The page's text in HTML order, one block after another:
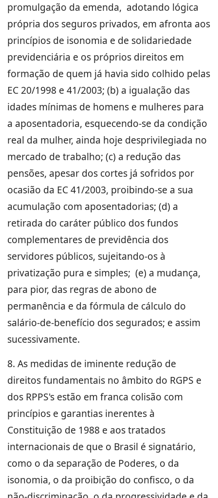
promulgação da emenda, adotando lógica
própria dos seguros privados, em afronta aos
princípios de isonomia e de solidariedade
previdenciária e os próprios direitos em
formação de quem já havia sido colhido pelas
EC 20/1998 e 41/2003; (b) a igualação das
idades mínimas de homens e mulheres para
a aposentadoria, esquecendo-se da condição
real da mulher, ainda hoje desprivilegiada no
mercado de trabalho; (c) a redução das
pensões, apesar dos cortes já sofridos por
ocasião da EC 41/2003, proibindo-se a sua
acumulação com aposentadorias; (d) a
retirada do caráter público dos fundos
complementares de previdência dos
servidores públicos, sujeitando-os à
privatização pura e simples; (e) a mudança,
para pior, das regras de abono de
permanência e da fórmula de cálculo do
salário-de-benefício dos segurados; e assim
sucessivamente.
8. As medidas de iminente redução de
direitos fundamentais no âmbito do RGPS e
dos RPPS's estão em franca colisão com
princípios e garantias inerentes à
Constituição de 1988 e aos tratados
internacionais de que o Brasil é signatário,
como o da separação de Poderes, o da
isonomia, o da proibição do confisco, o da